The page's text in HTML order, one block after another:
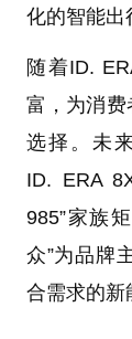
化的智能出
随着ID.
富，为消费
选择。未
ID. ERA
985”家族
众”为品牌
合需求的新